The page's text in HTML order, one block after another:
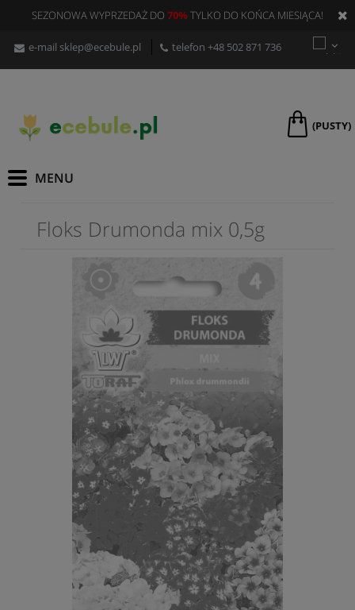
SEZONOWA WYPRZEDAŻ DO 70%TYLKO DO KOŃCA MIESIĄCA!
e-mail sklep@ecebule.pl telefon +48 502 871 736
(PUSTY)
Floks Drumonda mix 0,5g